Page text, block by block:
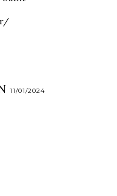
11/01/2024